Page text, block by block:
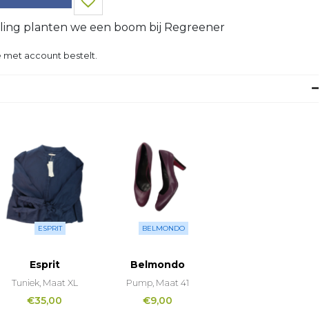
planten we een boom bij Regreener
met account bestelt.
ESPRIT
Esprit
Tuniek, Maat XL
€35,00
BELMONDO
Belmondo
Pump, Maat 41
€9,00